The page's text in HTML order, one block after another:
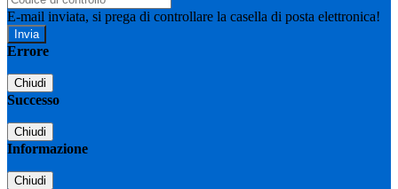
E-mail inviata, si prega di controllare la casella di posta elettronica!
Errore
Chiudi
Successo
Chiudi
Informazione
Chiudi